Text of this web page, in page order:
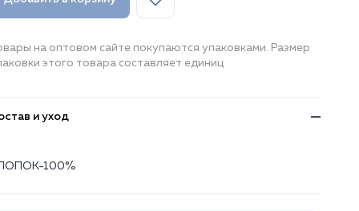
на оптовом сайте покупаются упаковками. Размер
этого товара составляет единиц
и уход
100%